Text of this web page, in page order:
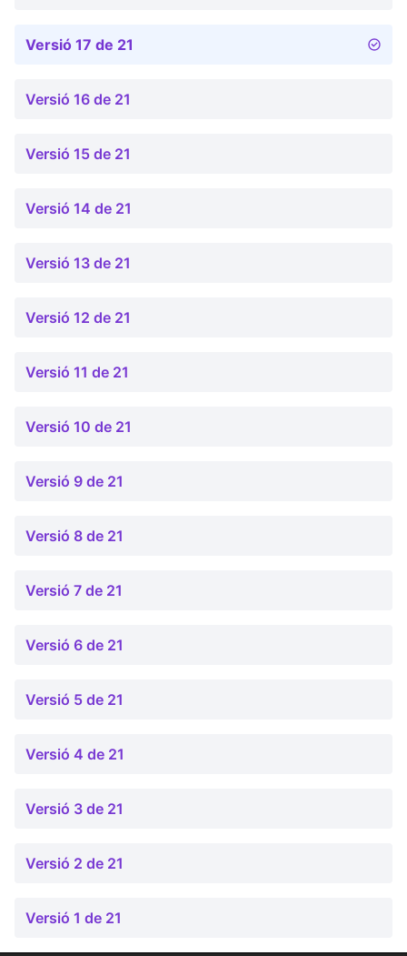
Versió 17 de 21
Versió 16 de 21
Versió 15 de 21
Versió 14 de 21
Versió 13 de 21
Versió 12 de 21
Versió 11 de 21
Versió 10 de 21
Versió 9 de 21
Versió 8 de 21
Versió 7 de 21
Versió 6 de 21
Versió 5 de 21
Versió 4 de 21
Versió 3 de 21
Versió 2 de 21
Versió 1 de 21